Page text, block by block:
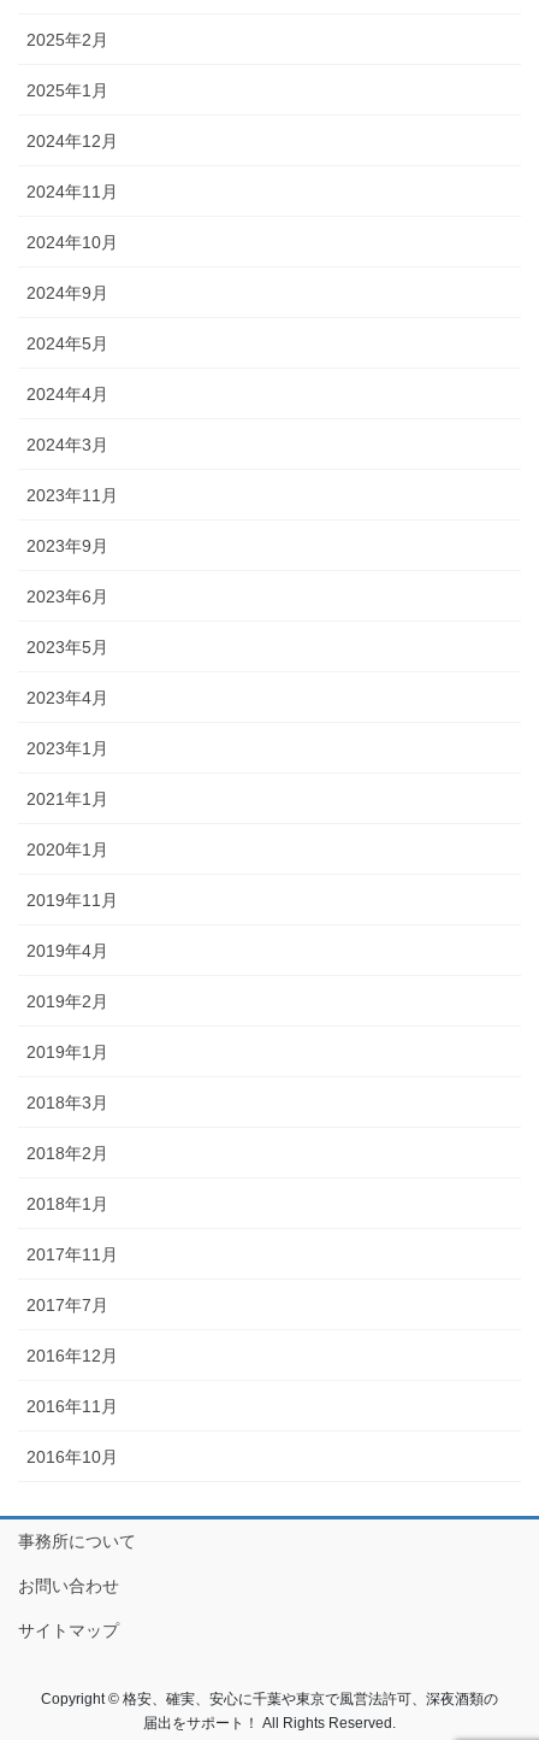
2025年2月
2025年1月
2024年12月
2024年11月
2024年10月
2024年9月
2024年5月
2024年4月
2024年3月
2023年11月
2023年9月
2023年6月
2023年5月
2023年4月
2023年1月
2021年1月
2020年1月
2019年11月
2019年4月
2019年2月
2019年1月
2018年3月
2018年2月
2018年1月
2017年11月
2017年7月
2016年12月
2016年11月
2016年10月
事務所について
お問い合わせ
サイトマップ
Copyright © 格安、確実、安心に千葉や東京で風営法許可、深夜酒類の
届出をサポート！ All Rights Reserved.